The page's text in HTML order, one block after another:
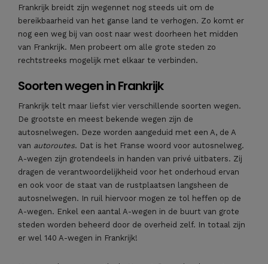
Frankrijk breidt zijn wegennet nog steeds uit om de
bereikbaarheid van het ganse land te verhogen. Zo komt er
nog een weg bij van oost naar west doorheen het midden
van Frankrijk. Men probeert om alle grote steden zo
rechtstreeks mogelijk met elkaar te verbinden.
Soorten wegen in Frankrijk
Frankrijk telt maar liefst vier verschillende soorten wegen.
De grootste en meest bekende wegen zijn de
autosnelwegen. Deze worden aangeduid met een A, de A
van autoroutes. Dat is het Franse woord voor autosnelweg.
A-wegen zijn grotendeels in handen van privé uitbaters. Zij
dragen de verantwoordelijkheid voor het onderhoud ervan
en ook voor de staat van de rustplaatsen langsheen de
autosnelwegen. In ruil hiervoor mogen ze tol heffen op de
A-wegen. Enkel een aantal A-wegen in de buurt van grote
steden worden beheerd door de overheid zelf. In totaal zijn
er wel 140 A-wegen in Frankrijk!